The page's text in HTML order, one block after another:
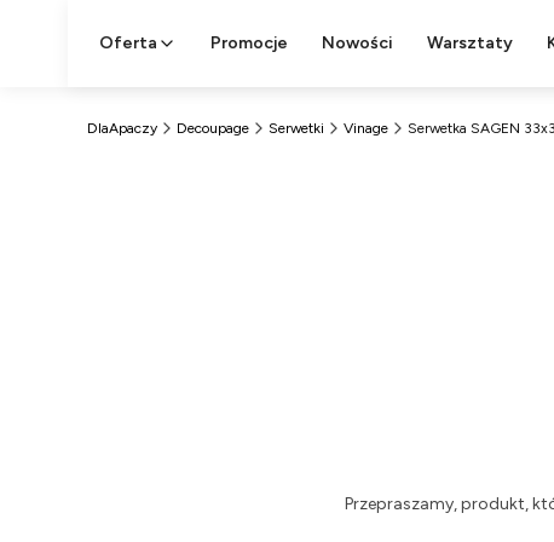
Oferta Promocje Nowości Warsztaty
DlaApaczy Decoupage Serwetki Vinage Serwetka SAGEN
Przepraszamy, produkt,